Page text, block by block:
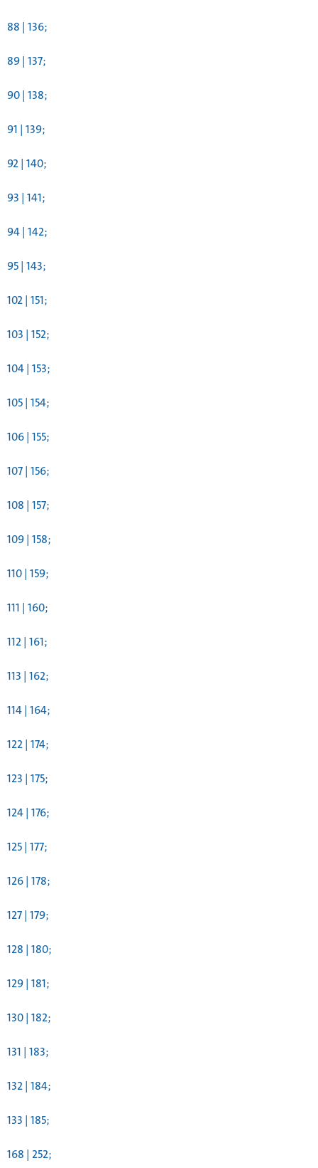
88 | 136;
89 | 137;
90 | 138;
91 | 139;
92 | 140;
93 | 141;
94 | 142;
95 | 143;
102 | 151;
103 | 152;
104 | 153;
105 | 154;
106 | 155;
107 | 156;
108 | 157;
109 | 158;
110 | 159;
111 | 160;
112 | 161;
113 | 162;
114 | 164;
122 | 174;
123 | 175;
124 | 176;
125 | 177;
126 | 178;
127 | 179;
128 | 180;
129 | 181;
130 | 182;
131 | 183;
132 | 184;
133 | 185;
168 | 252;